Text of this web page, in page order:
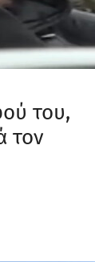
του,
τον